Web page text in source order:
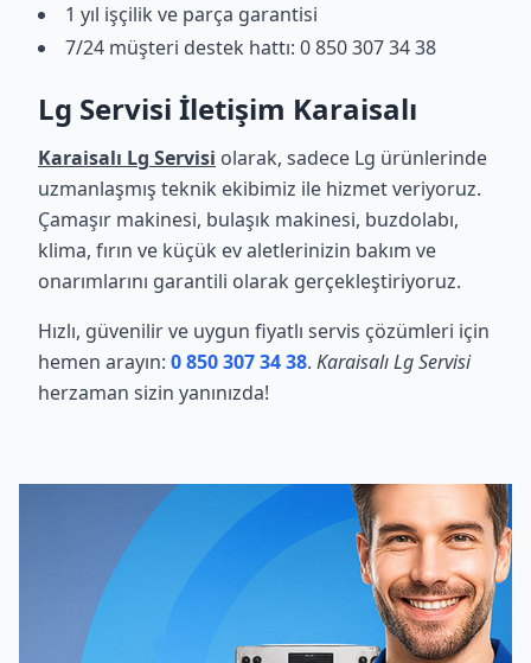
1 yıl işçilik ve parça garantisi
7/24 müşteri destek hattı: 0 850 307 34 38
Lg Servisi İletişim Karaisalı
Karaisalı Lg Servisi olarak, sadece Lg ürünlerinde
uzmanlaşmış teknik ekibimiz ile hizmet veriyoruz.
Çamaşır makinesi, bulaşık makinesi, buzdolabı,
klima, fırın ve küçük ev aletlerinizin bakım ve
onarımlarını garantili olarak gerçekleştiriyoruz.
Hızlı, güvenilir ve uygun fiyatlı servis çözümleri için
hemen arayın: 0 850 307 34 38. Karaisalı Lg Servisi
herzaman sizin yanınızda!